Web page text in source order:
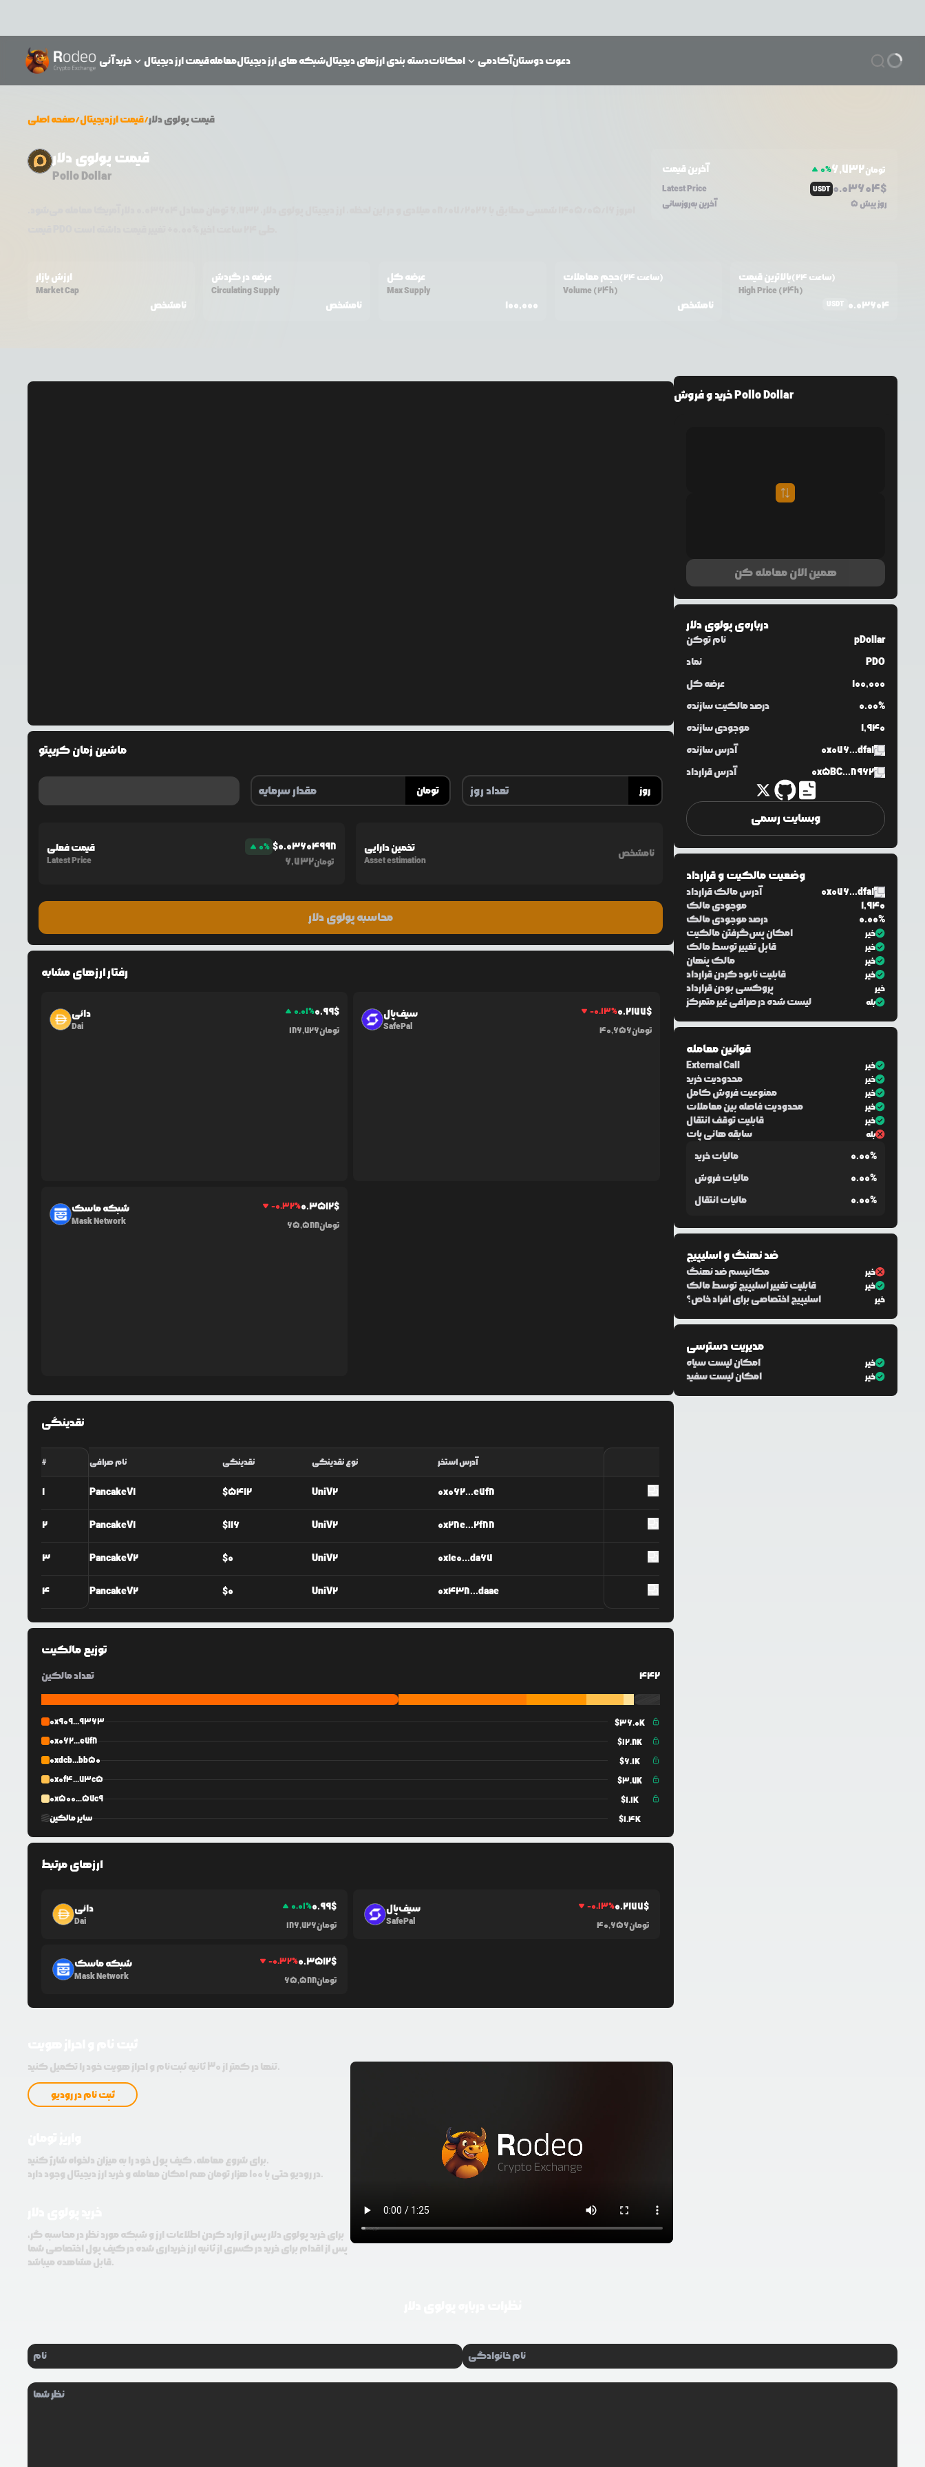
خرید آنی قیمت ارز دیجیتالمعاملهشبکه‌ های ارز دیجیتالدسته بندی ارزهای دیجیتالامکانات آکادمیدعوت دوستان
صفحه اصلی/قیمت ارزدیجیتال/ قیمتپولوی دلار
قیمت پولوی دلار
Pollo Dollar آخرین قیمت 0%6,732تومان
Latest Price
USDT 0.03604$
آخرین به‌روزسانی 5 روز پیش
ارزش بازار
Market Cap
نامشخص
عرضه در گردش
Circulating Supply
نامشخص
عرضه کل
Max Supply
100,000
حجم معاملات
(24 ساعت)
Volume (24h)
نامشخص
بالاترین قیمت
(24 ساعت)
High Price (24h)
USDT 0.03604
ماشین زمان کریپتو
تومان روز
قیمت فعلی
Latest Price
0% $0.03604998
6,732تومان
تخمین دارایی
Asset estimation
نامشخص
محاسبه پولوی دلار
رفتار ارزهای مشابه
دائی
Dai
0.01%0.99$
186,726تومان
سیف‌پال
SafePal
-0.13%0.2177$
40,656تومان
شبکه ماسک
Mask Network
-0.32%0.3512$
65,588تومان
نقدینگی
# نام صرافی نقدینگی نوع نقدینگی آدرس استخر
1 PancakeV1 $5412 UniV2 0x062...e7f8
2 PancakeV1 $116 UniV2 0x28e...2f88
3 PancakeV2 $0 UniV2 0x1e0...da67
4 PancakeV2 $0 UniV2 0x438...daae
توزیع مالکیت
تعداد مالکین 442
0x909...9363 $36.0K
0x062...e7f8
$12.8K
0xdcb...bb50
$6.1K
0x0f4...73c5
$3.7K
0x500...57c9
$1.1K
سایر مالکین
$1.4K
ارزهای مرتبط
دائی
Dai
0.01%0.99$
186,726تومان
سیف‌پال
SafePal
-0.13%0.2177$
40,656تومان
شبکه ماسک
Mask Network
-0.32%0.3512$
65,588تومان
تنها در کمتر از 30 ثانیه ثبت‌نام و احراز هویت خود را تکمیل کنید.
ثبت نام در رودیو
برای شروع معامله، کیف پول خود را به میزان دلخواه شارژ کنید.
در رودیو حتی با 100 هزار تومان هم امکان معامله و خرید ارز دیجیتال وجود دارد.
برای خرید پولوی دلار پس از وارد کردن اطلاعات ارز و شبکه مورد نظر در محاسبه گر،
پس از اقدام برای خرید در کسری از ثانیه ارز خریداری شده در کیف پول اختصاصی شما
قابل مشاهده میباشد.
خرید و فروش Pollo Dollar
همین الان معامله کن
درباره‌یپولوی دلار
نام توکن
pDollar
نماد
PDO
عرضه کل
100,000
درصد مالکیت سازنده
0.00%
موجودی سازنده
1,940
آدرس سازنده
0x076...dfa1
آدرس قرارداد
0x5BC...8962
وبسایت رسمی
وضعیت مالکیت و قرارداد
آدرس مالک قرارداد
0x076...dfa1
موجودی مالک
1,940
درصد موجودی مالک
0.00%
امکان پس‌گرفتن مالکیت
خیر
قابل تغییر توسط مالک خیر
مالک پنهان خیر
قابلیت نابود کردن قرارداد خیر
پروکسی بودن قرارداد خیر
لیست شده در صرافی غیر متمرکز بله
قوانین معامله
External Call خیر
محدودیت خرید خیر
ممنوعیت فروش کامل خیر
محدودیت فاصله بین معاملات خیر
قابلیت توقف انتقال خیر
سابقه هانی پات بله
مالیات خرید
0.00%
مالیات فروش
0.00%
مالیات انتقال
0.00%
ضد نهنگ و اسلیپیج
مکانیسم ضد نهنگ خیر
قابلیت تغییر اسلیپیج توسط مالک خیر
اسلیپیج اختصاصی برای افراد خاص؟ خیر
مدیریت دسترسی
امکان لیست سیاه خیر
امکان لیست سفید خیر